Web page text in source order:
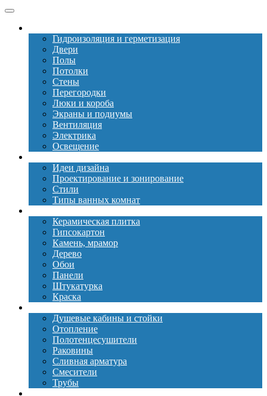
Гидроизоляция и герметизация
Двери
Полы
Потолки
Стены
Перегородки
Люки и короба
Экраны и подиумы
Вентиляция
Электрика
Освещение
Идеи дизайна
Проектирование и зонирование
Стили
Типы ванных комнат
Керамическая плитка
Гипсокартон
Камень, мрамор
Дерево
Обои
Панели
Штукатурка
Краска
Душевые кабины и стойки
Отопление
Полотенцесушители
Раковины
Сливная арматура
Смесители
Трубы